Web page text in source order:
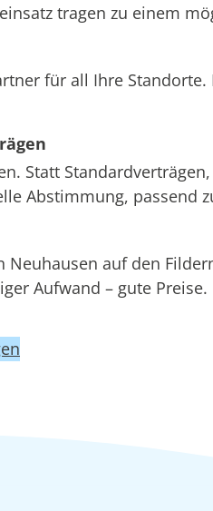
tragen zu einem
für all Ihre
Statt
Abstimmung, passend
Neuhausen auf den
Aufwand – gute Preise.